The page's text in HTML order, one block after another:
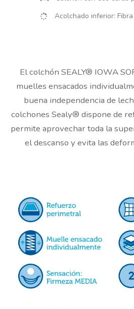
Acolchado inferior:
El colchón SEALY® IOWA
muelles ensacados
buena independencia de
colchones Sealy® dispone de
permite aprovechar toda la
el descanso y evita las